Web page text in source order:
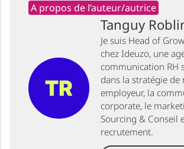
A propos de l’auteur/autrice
Tanguy
Je suis Head of
chez Ideuzo, une
communication RH
dans la stratégie de
employeur, la
corporate, le
Sourcing & Conseil
recrutement.